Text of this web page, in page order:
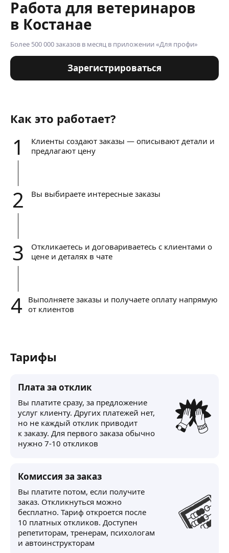
Работа для ветеринаров
в Костанае
Более 500 000 заказов в месяц в приложении «Для профи»
Зарегистрироваться
Как это работает?
1
Клиенты создают заказы — описывают детали и
предлагают цену
2 Вы выбираете интересные заказы
3
Откликаетесь и договариваетесь с клиентами о
цене и деталях в чате
4
Выполняете заказы и получаете оплату напрямую
от клиентов
Тарифы
Плата за отклик
Вы платите сразу, за предложение
услуг клиенту. Других платежей нет,
но не каждый отклик приводит
к заказу. Для первого заказа обычно
нужно 7-10 откликов
Комиссия за заказ
Вы платите потом, если получите
заказ. Откликнуться можно
бесплатно. Тариф откроется после
10 платных откликов. Доступен
репетиторам, тренерам, психологам
и автоинструкторам